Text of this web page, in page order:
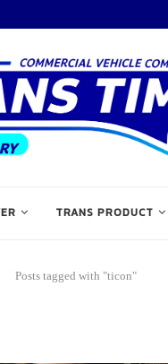
TRANS PRODUCT
Posts tagged with "ticon"